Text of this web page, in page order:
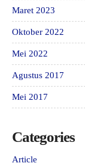
Maret 2023
Oktober 2022
Mei 2022
Agustus 2017
Mei 2017
Categories
Article